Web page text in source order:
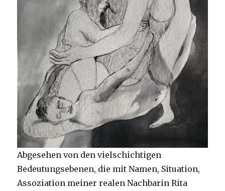
Abgesehen von den vielschichtigen
Bedeutungsebenen, die mit Namen, Situation,
Assoziation meiner realen Nachbarin Rita